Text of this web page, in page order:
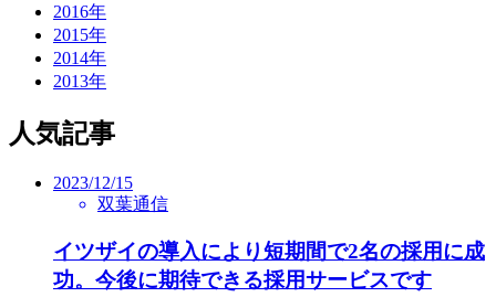
2016年
2015年
2014年
2013年
人気記事
2023/12/15
双葉通信
イツザイの導入により短期間で2名の採用に成
功。今後に期待できる採用サービスです